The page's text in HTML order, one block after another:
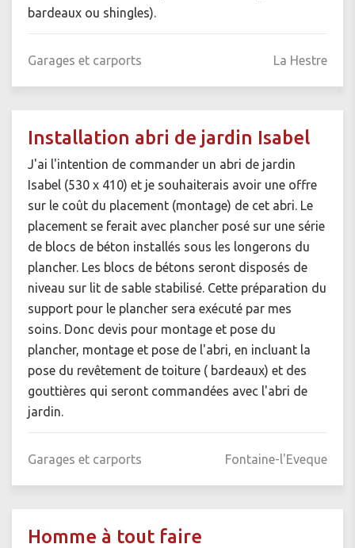
bardeaux ou shingles).
Garages et carports La Hestre
Installation abri de jardin Isabel
J'ai l'intention de commander un abri de jardin
Isabel (530 x 410) et je souhaiterais avoir une offre
sur le coût du placement (montage) de cet abri. Le
placement se ferait avec plancher posé sur une série
de blocs de béton installés sous les longerons du
plancher. Les blocs de bétons seront disposés de
niveau sur lit de sable stabilisé. Cette préparation du
support pour le plancher sera exécuté par mes
soins. Donc devis pour montage et pose du
plancher, montage et pose de l'abri, en incluant la
pose du revêtement de toiture ( bardeaux) et des
gouttières qui seront commandées avec l'abri de
jardin.
Garages et carports Fontaine-l'Eveque
Homme à tout faire